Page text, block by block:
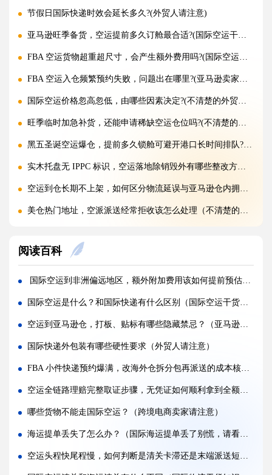
节假日国际快递时效会延长多久?(外贸人请注意)
亚马逊旺季备货，空运提前多久订舱最合适?(国际空运干货知识分享)
FBA 空运货物超重超尺寸，会产生额外费用吗?(国际空运干货知识分享)
FBA 空运入仓频繁预约失败，问题出在哪里?(亚马逊卖家请注意)
国际空运价格忽高忽低，由哪些因素决定?(不清楚的外贸人看过来)
旺季临时加急补货，还能申请稀缺空运仓位吗?(不清楚的外贸人看过来)
黑五圣诞空运爆仓，提前多久锁舱可避开港口长时间排队?(不清楚的跨境卖家看过来)
实木托盘无 IPPC 标识，空运落地除销毁外有哪些整改方式(国际空运干货知识分享)
空运到仓长期不上架，如何区分物流延误与亚马逊仓内拥堵?(国际空运干货知识分享)
美仓热门地址，空派派送经常拒收该怎么处理（不清楚的跨境卖家看过来）
国际快递包装做错直接破损（跨境发货包装指南）
国际快递虚报货值有什么后果（海关处罚细则科普）
旺季国际空运仓位紧张，如何提前锁定舱位与运价（不清楚的外贸人看过来）
空运主单MAWB与分单HAWB有什么区别，清关受影响吗（国际空运干货知识分享）
海运出口报关资料单单不一致，会造成哪些货物延误后果?(国际海运干货知识分享)
跨境电商选快船还是普船，除了时效还要重点评估哪些要素?(跨境电商卖家必看篇)
拼箱海运目的港拆箱费由谁承担，如何避免收件人临时被收取杂费?(国际海运干货知识分享)
国际快递货件标签制作有什么要求（不清楚的外贸人看过来）
国际快递收件人需要配合海关提供资料吗（不清楚的外贸人看过来）
阅读百科
国际空运到非洲偏远地区，额外附加费用该如何提前预估（不清楚的跨境电商卖家请注意）
国际空运是什么？和国际快递有什么区别（国际空运干货知识分享）
空运到亚马逊仓，打板、贴标有哪些隐藏禁忌？（亚马逊卖家注意：贴错一个码，整批都白跑）
国际快递外包装有哪些硬性要求（外贸人请注意）
FBA 小件快递预约爆满，改海外仓拆分包再派送的成本核算（亚马逊卖家请注意）
空运全链路理赔完整取证步骤，无凭证如何顺利拿到全额赔款（国际空运理赔证据为王、时效为纲）
哪些货物不能走国际空运？（跨境电商卖家请注意）
海运提单丢失了怎么办？（国际海运提单丢了别慌，请看过来）
空运头程快尾程慢，如何判断是清关卡滞还是末端派送短板（国际空运干货知识分享）